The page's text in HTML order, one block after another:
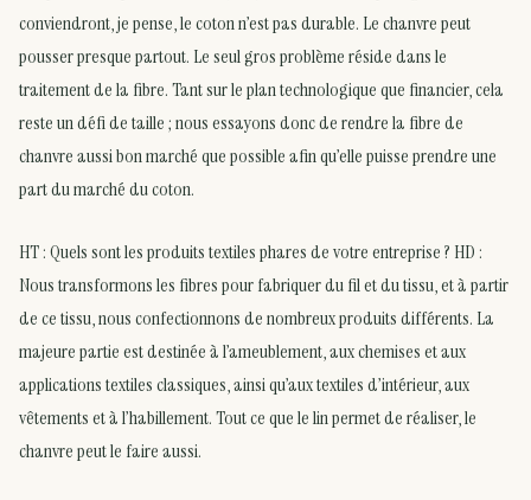
conviendront, je pense, le coton n’est pas durable. Le chanvre peut
pousser presque partout. Le seul gros problème réside dans le
traitement de la fibre. Tant sur le plan technologique que financier, cela
reste un défi de taille ; nous essayons donc de rendre la fibre de
chanvre aussi bon marché que possible afin qu’elle puisse prendre une
part du marché du coton.
HT : Quels sont les produits textiles phares de votre entreprise ? HD :
Nous transformons les fibres pour fabriquer du fil et du tissu, et à partir
de ce tissu, nous confectionnons de nombreux produits différents. La
majeure partie est destinée à l’ameublement, aux chemises et aux
applications textiles classiques, ainsi qu’aux textiles d’intérieur, aux
vêtements et à l’habillement. Tout ce que le lin permet de réaliser, le
chanvre peut le faire aussi.